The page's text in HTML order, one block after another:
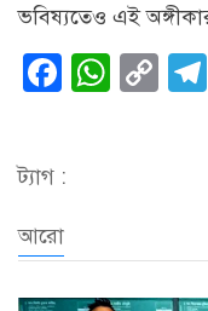
ভবিষ্যতেও এই
ট্যাগ :
আরো